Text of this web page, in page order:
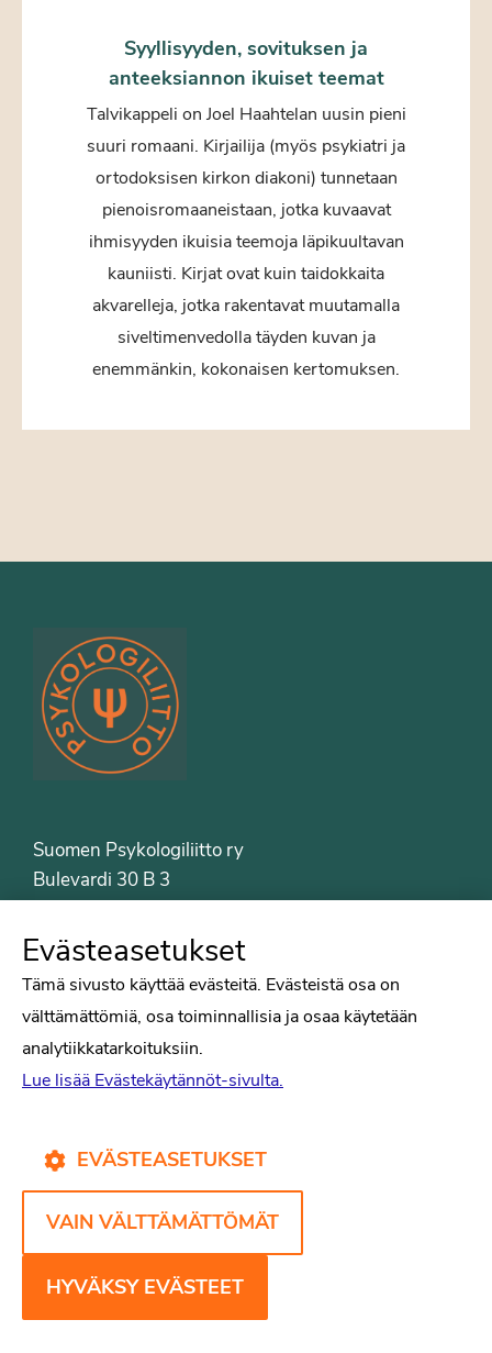
Syyllisyyden, sovituksen ja
anteeksiannon ikuiset teemat
Talvikappeli on Joel Haahtelan uusin pieni
suuri romaani. Kirjailija (myös psykiatri ja
ortodoksisen kirkon diakoni) tunnetaan
pienoisromaaneistaan, jotka kuvaavat
ihmisyyden ikuisia teemoja läpikuultavan
kauniisti. Kirjat ovat kuin taidokkaita
akvarelleja, jotka rakentavat muutamalla
siveltimenvedolla täyden kuvan ja
enemmänkin, kokonaisen kertomuksen.
Suomen Psykologiliitto ry
Bulevardi 30 B 3
Puh. 09-6122 9122
Psykologiliiton sivut
Tiede
Puheenvuorot
Kirjat
Yhteystiedot
Evästekäytännöt
Evästeasetukset
Tämä sivusto käyttää evästeitä. Evästeistä osa on
välttämättömiä, osa toiminnallisia ja osaa käytetään
analytiikkatarkoituksiin.
Lue lisää Evästekäytännöt-sivulta.
EVÄSTEASETUKSET
VAIN VÄLTTÄMÄTTÖMÄT
HYVÄKSY EVÄSTEET